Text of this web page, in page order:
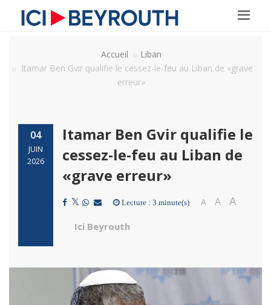
Accueil
Liban
Itamar Ben Gvir qualifie le cessez-le-feu au Liban de «grave
erreur»
04
JUIN
2026
Itamar Ben Gvir qualifie le
cessez-le-feu au Liban de
«grave erreur»
Lecture : 3 minute(s) A A A
Ici Beyrouth